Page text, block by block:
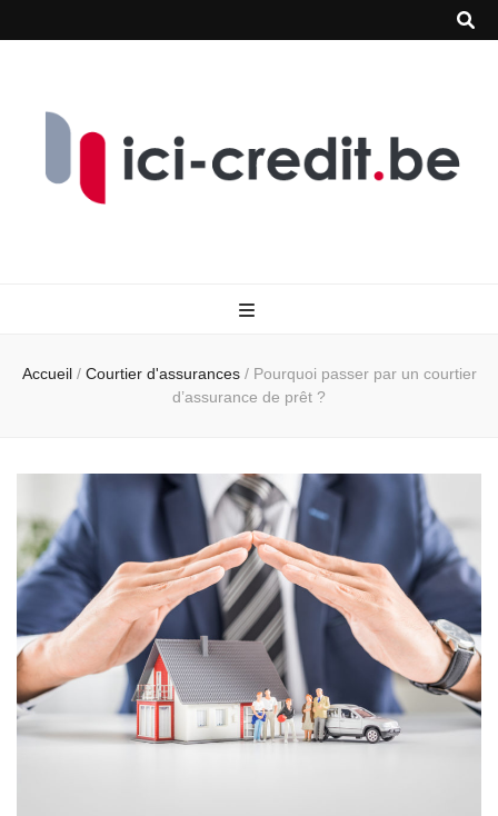
Accueil / Courtier d'assurances / Pourquoi passer par un courtier
d’assurance de prêt ?